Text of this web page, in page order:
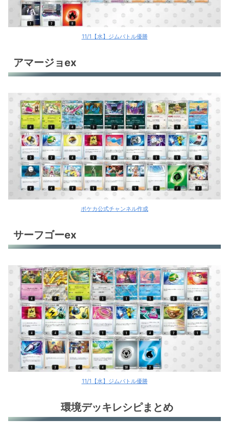
11/1【水】ジムバトル優勝
アマージョex
ポケカ公式チャンネル作成
サーフゴーex
11/1【水】ジムバトル優勝
環境デッキレシピまとめ